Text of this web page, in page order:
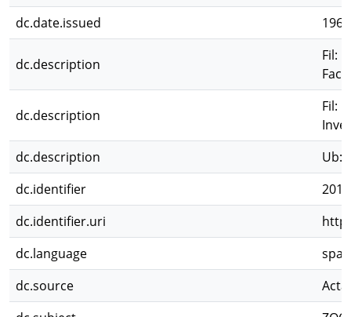
dc.date.issued
1969
dc.description
Fil:
dc.description
Fil:
dc.description
Ub:
dc.identifier
dc.identifier.uri
dc.language
spa
dc.source
Acta